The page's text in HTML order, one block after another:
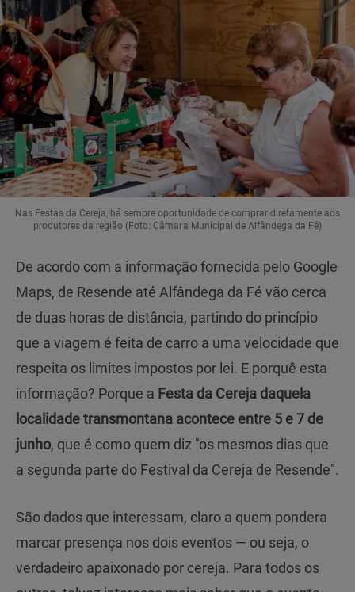
Nas Festas da Cereja, há sempre oportunidade de comprar diretamente aos
produtores da região (Foto: Câmara Municipal de Alfândega da Fé)
De acordo com a informação fornecida pelo Google
Maps, de Resende até Alfândega da Fé vão cerca
de duas horas de distância, partindo do princípio
que a viagem é feita de carro a uma velocidade que
respeita os limites impostos por lei. E porquê esta
informação? Porque a Festa da Cereja daquela
localidade transmontana acontece entre 5 e 7 de
junho, que é como quem diz "os mesmos dias que
a segunda parte do Festival da Cereja de Resende".
São dados que interessam, claro a quem pondera
marcar presença nos dois eventos — ou seja, o
verdadeiro apaixonado por cereja. Para todos os